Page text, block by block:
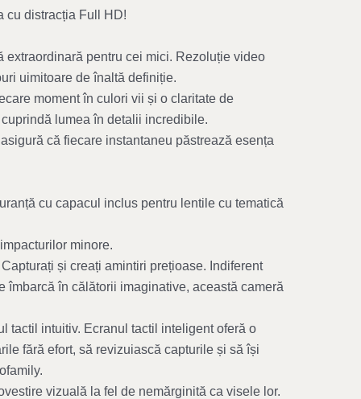
cu distracția Full HD!
extraordinară pentru cei mici. Rezoluție video
uimitoare de înaltă definiție.
moment în culori vii și o claritate de
lumea în detalii incredibile.
că fiecare instantaneu păstrează esența
cu capacul inclus pentru lentile cu tematică
minore.
și creați amintiri prețioase. Indiferent
în călătorii imaginative, această cameră
tactil intuitiv. Ecranul tactil inteligent oferă o
fără efort, să revizuiască capturile și să își
vizuală la fel de nemărginită ca visele lor.